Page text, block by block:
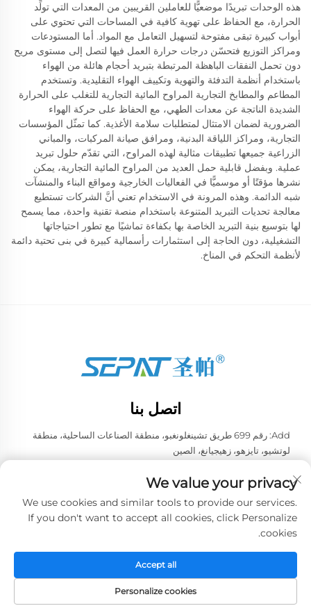
هذه الوحدات تبريدًا موضعيًّا للعاملين القريبين من المعدات التي تولِّد
الحرارة، مع الحفاظ على تهوية كافية في المساحات التي تحتوي على
أبواب كبيرة تبقى مفتوحة لتسهيل التعامل مع المواد. أما المستودعات
ومراكز التوزيع فتحسّن درجات حرارة العمل فيها لتصل إلى مستوى مريح
دون تحمل النفقات الباهظة المرتبطة بتبريد أحجام هائلة من الهواء
باستخدام أنظمة التدفئة والتهوية وتكييف الهواء التقليدية. وتستخدم
المطاعم والمطابخ التجارية المراوح المائية التجارية للتغلب على الحرارة
الشديدة الناتجة عن معدات الطهي، مع الحفاظ على حركة الهواء
الضرورية لضمان الامتثال لمتطلبات سلامة الأغذية. كما تمثّل المؤسسات
التجارية، ومراكز اللياقة البدنية، ومرافق صيانة المركبات، والمباني
الزراعية جميعها تطبيقات مثالية لهذه المراوح، التي تقدّم حلول تبريد
عملية. وبفضل قابلية حمل العديد من المراوح المائية التجارية، يمكن
نشرها مؤقتًا أو موسميًّا في الفعاليات الخارجية ومواقع البناء والمنشآت
شبه الدائمة. وهذه المرونة في الاستخدام تعني أنَّ الشركات تستطيع
معالجة تحديات التبريد المتنوعة باستخدام منصة تقنية واحدة، مما يسمح
لها بتوسيع بنية التبريد الخاصة بها بكفاءة تماشيًا مع تطور احتياجاتها
التشغيلية، دون الحاجة إلى استثمارات رأسمالية كبيرة في بنى تحتية دائمة
لأنظمة التحكم في المناخ.
اتصل بنا
Add: رقم 699 طريق تشينغلونغبو، منطقة الصناعات الساحلية، منطقة
لوتشيو، تايزهو، زهيجيانغ، الصين
البريد الإلكتروني:
المحدودة. جميع الحقوق محفوظة. -سياسة الخصوصية
We value your privacy
We use cookies and similar tools to provide our services.
If you don't want to accept all cookies, click Personalize
cookies.
Personalize cookies
Accept all